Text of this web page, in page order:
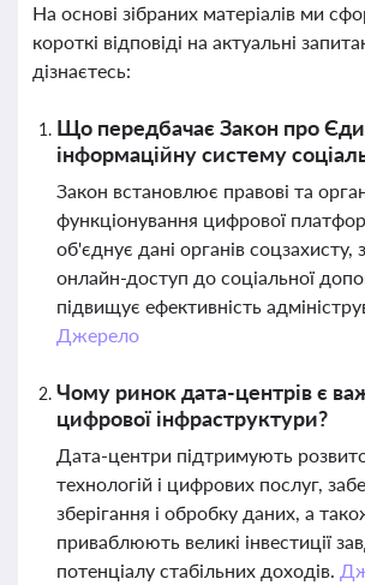
На основі зібраних матеріалів ми
короткі відповіді на актуальні
дізнаєтесь:
Що передбачає Закон про
інформаційну систему
Закон встановлює правові та
функціонування цифрової
об'єднує дані органів соцзахисту,
онлайн-доступ до соціальної
підвищує ефективність
Джерело
Чому ринок дата-центрів є
цифрової інфраструктури?
Дата-центри підтримують
технологій і цифрових послуг,
зберігання і обробку даних, а
приваблюють великі інвестиції
потенціалу стабільних доходів.